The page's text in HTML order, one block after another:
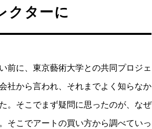
クターに
前に、東京藝術大学との共同プロジェ
社から言われ、それまでよく知らなか
。そこでまず疑問に思ったのが、なぜ
そこでアートの買い方から調べていっ